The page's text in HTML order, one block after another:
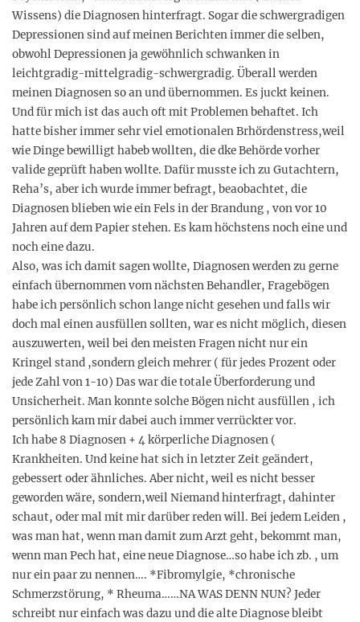
Wissens) die Diagnosen hinterfragt. Sogar die schwergradigen
Depressionen sind auf meinen Berichten immer die selben,
obwohl Depressionen ja gewöhnlich schwanken in
leichtgradig-mittelgradig-schwergradig. Überall werden
meinen Diagnosen so an und übernommen. Es juckt keinen.
Und für mich ist das auch oft mit Problemen behaftet. Ich
hatte bisher immer sehr viel emotionalen Brhördenstress,weil
wie Dinge bewilligt habeb wollten, die dke Behörde vorher
valide geprüft haben wollte. Dafür musste ich zu Gutachtern,
Reha’s, aber ich wurde immer befragt, beaobachtet, die
Diagnosen blieben wie ein Fels in der Brandung , von vor 10
Jahren auf dem Papier stehen. Es kam höchstens noch eine und
noch eine dazu.
Also, was ich damit sagen wollte, Diagnosen werden zu gerne
einfach übernommen vom nächsten Behandler, Fragebögen
habe ich persönlich schon lange nicht gesehen und falls wir
doch mal einen ausfüllen sollten, war es nicht möglich, diesen
auszuwerten, weil bei den meisten Fragen nicht nur ein
Kringel stand ,sondern gleich mehrer ( für jedes Prozent oder
jede Zahl von 1-10) Das war die totale Überforderung und
Unsicherheit. Man konnte solche Bögen nicht ausfüllen , ich
persönlich kam mir dabei auch immer verrückter vor.
Ich habe 8 Diagnosen + 4 körperliche Diagnosen (
Krankheiten. Und keine hat sich in letzter Zeit geändert,
gebessert oder ähnliches. Aber nicht, weil es nicht besser
geworden wäre, sondern,weil Niemand hinterfragt, dahinter
schaut, oder mal mit mir darüber reden will. Bei jedem Leiden ,
was man hat, wenn man damit zum Arzt geht, bekommt man,
wenn man Pech hat, eine neue Diagnose…so habe ich zb. , um
nur ein paar zu nennen…. *Fibromylgie, *chronische
Schmerzstörung, * Rheuma……NA WAS DENN NUN? Jeder
schreibt nur einfach was dazu und die alte Diagnose bleibt